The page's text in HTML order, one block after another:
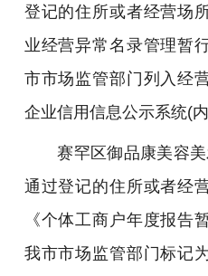
登记的住所或者经营场
业经营异常名录管理暂
市市场监管部门列入经
企业信用信息公示系统(
赛罕区御品康美容美
通过登记的住所或者经
《个体工商户年度报告
我市市场监管部门标记